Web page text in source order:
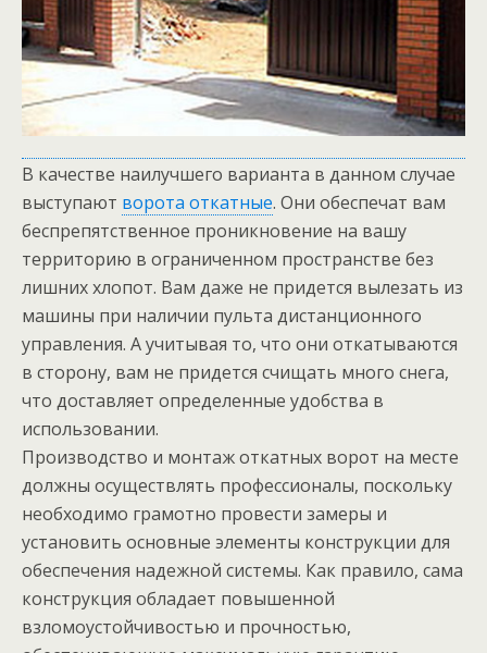
В качестве наилучшего варианта в данном случае
выступают ворота откатные. Они обеспечат вам
беспрепятственное проникновение на вашу
территорию в ограниченном пространстве без
лишних хлопот. Вам даже не придется вылезать из
машины при наличии пульта дистанционного
управления. А учитывая то, что они откатываются
в сторону, вам не придется счищать много снега,
что доставляет определенные удобства в
использовании.
Производство и монтаж откатных ворот на месте
должны осуществлять профессионалы, поскольку
необходимо грамотно провести замеры и
установить основные элементы конструкции для
обеспечения надежной системы. Как правило, сама
конструкция обладает повышенной
взломоустойчивостью и прочностью,